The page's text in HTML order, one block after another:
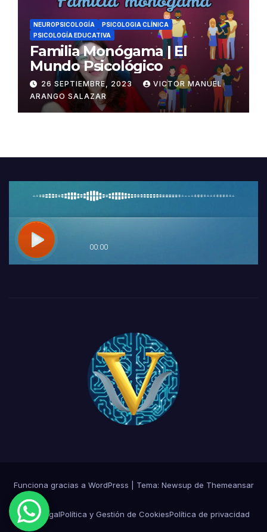
NEUROPSICOLOGÍA
PSICOLOGIA CLÍNICA
PSICOLOGÍA EDUCATIVA
Familia Monógama | El
Mundo Psicológico
26 SEPTIEMBRE, 2023
VICTOR MANUEL
ARANGO SALAZAR
Funciona gracias a WordPress Tema: Newsup de Themeansar
Aviso LegalPolítica y Gestión de CookiesPolítica de privacidad